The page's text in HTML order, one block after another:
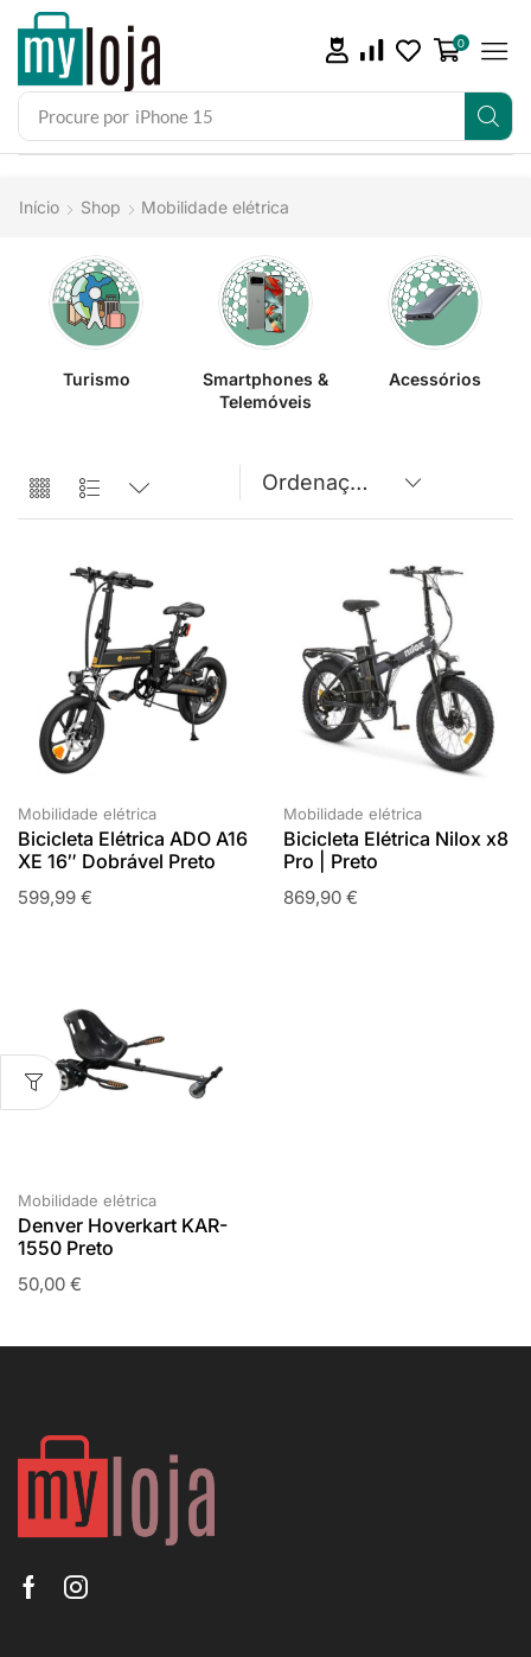
Procure por iPhone 15
0
Início Shop Mobilidade elétrica
Turismo
Smartphones &
Telemóveis
Acessórios
Mobilidade elétrica
Bicicleta Elétrica ADO A16
XE 16″ Dobrável Preto
599,99 €
Mobilidade elétrica
Bicicleta Elétrica Nilox x8
Pro | Preto
869,90 €
Mobilidade elétrica
Denver Hoverkart KAR-
1550 Preto
50,00 €